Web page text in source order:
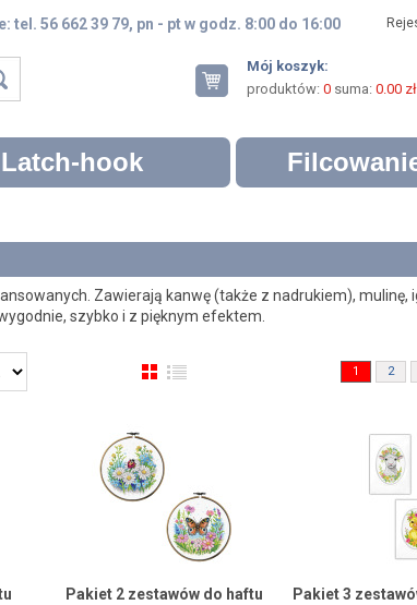
tel. 56 662 39 79, pn - pt w godz. 8:00 do 16:00
Mój koszyk:
produktów: 0suma: 0.00 zł
Latch-hook
Zawierają kanwę (także z nadrukiem), mulinę,
szybko i z pięknym efektem.
1 2
Pakiet 2 zestawów do haftu
Pakiet 3